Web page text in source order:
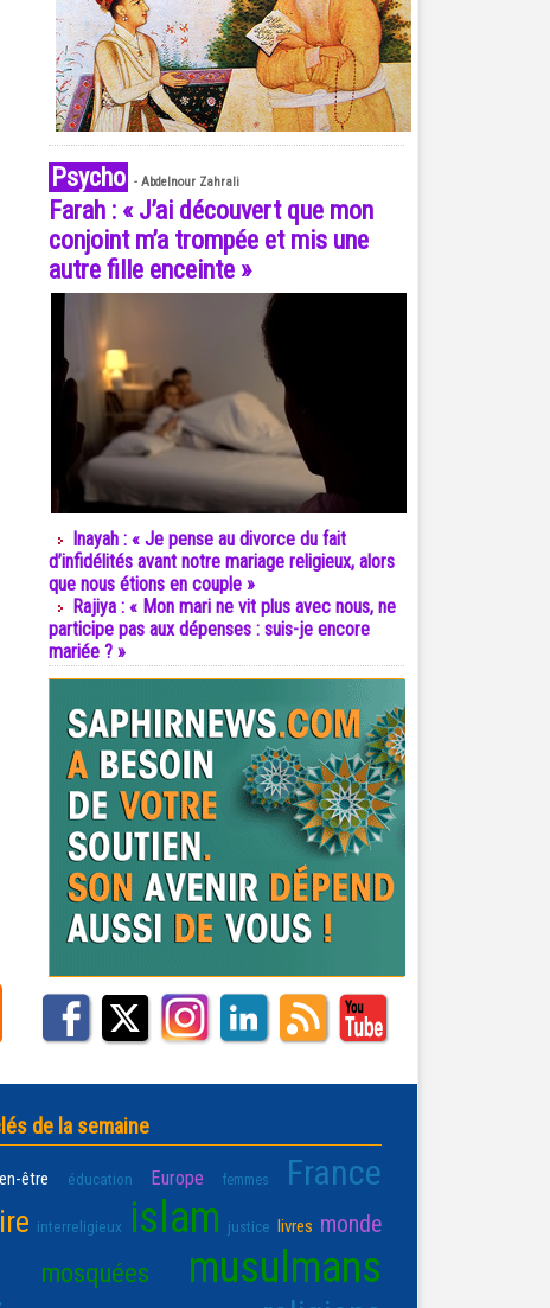
Psycho - Abdelnour Zahrali
Farah : « J’ai découvert que mon
conjoint m’a trompée et mis une
autre fille enceinte »
Inayah : « Je pense au divorce du fait
d’infidélités avant notre mariage religieux, alors
que nous étions en couple »
Rajiya : « Mon mari ne vit plus avec nous, ne
participe pas aux dépenses : suis-je encore
mariée ? »
de la semaine
être éducation Europe femmes France
interreligieux islam justice livres monde
mosquées musulmans